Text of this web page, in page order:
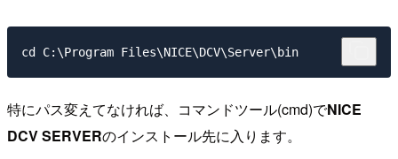
特にパス変えてなければ、コマンドツール(cmd)でNICE
DCV SERVERのインストール先に入ります。